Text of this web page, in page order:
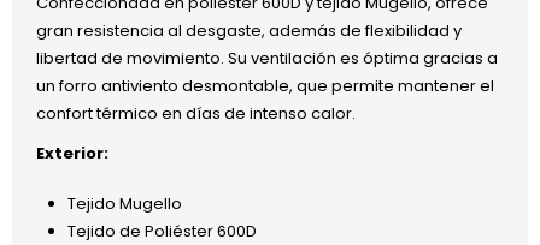
gran resistencia al desgaste, además de flexibilidad y
libertad de movimiento. Su ventilación es óptima gracias a
un forro antiviento desmontable, que permite mantener el
confort térmico en días de intenso calor.
Exterior:
Tejido Mugello
Tejido de Poliéster 600D